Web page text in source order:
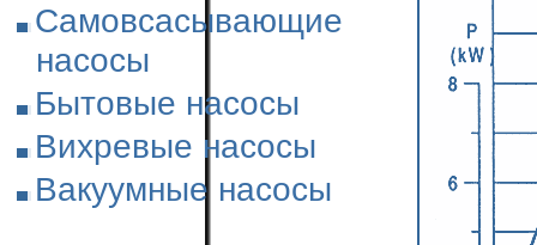
Самовсасывающие
насосы
Бытовые насосы
Вихревые насосы
Вакуумные насосы